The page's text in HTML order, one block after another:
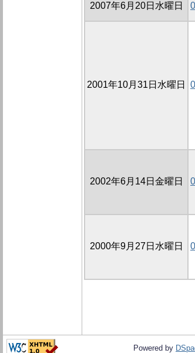
2007年6月20日水曜日
2001年10月31日水曜日
2002年6月14日金曜日
2000年9月27日水曜日
Powered by